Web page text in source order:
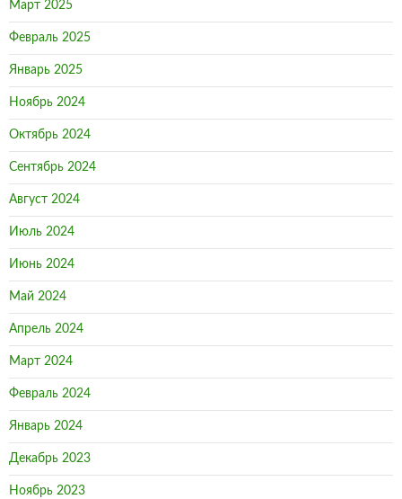
Март 2025
Февраль 2025
Январь 2025
Ноябрь 2024
Октябрь 2024
Сентябрь 2024
Август 2024
Июль 2024
Июнь 2024
Май 2024
Апрель 2024
Март 2024
Февраль 2024
Январь 2024
Декабрь 2023
Ноябрь 2023